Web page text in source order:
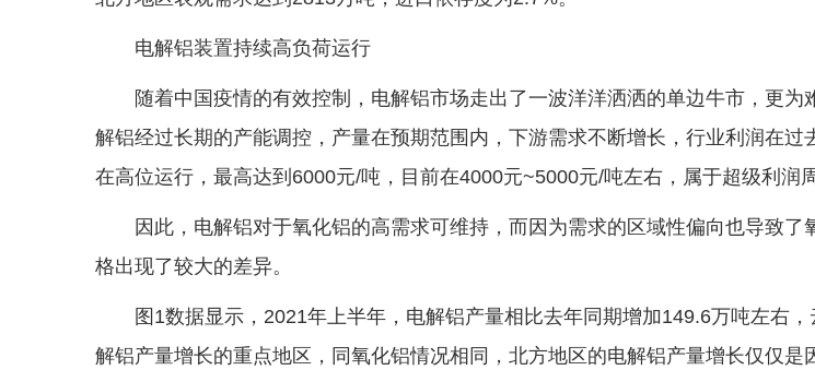
电解铝装置持续高负荷运行
随着中国疫情的有效控制，电解铝市场走出了一波洋洋洒洒的单边牛市，更为
解铝经过长期的产能调控，产量在预期范围内，下游需求不断增长，行业利润在过
在高位运行，最高达到6000元/吨，目前在4000元~5000元/吨左右，属于超级利润
因此，电解铝对于氧化铝的高需求可维持，而因为需求的区域性偏向也导致了
格出现了较大的差异。
图1数据显示，2021年上半年，电解铝产量相比去年同期增加149.6万吨左右
解铝产量增长的重点地区，同氧化铝情况相同，北方地区的电解铝产量增长仅仅是